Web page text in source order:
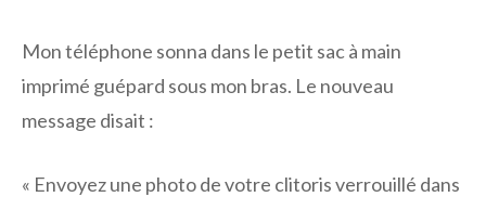
Mon téléphone sonna dans le petit sac à main
imprimé guépard sous mon bras. Le nouveau
message disait :
« Envoyez une photo de votre clitoris verrouillé dans